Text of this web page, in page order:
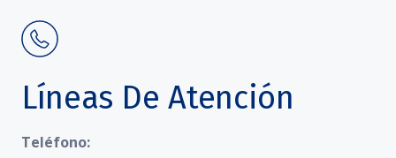
Líneas De Atención
Teléfono: